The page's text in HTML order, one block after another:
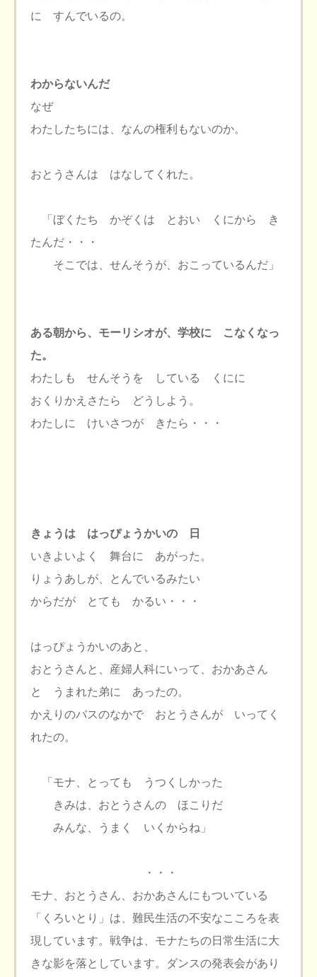
に すんでいるの。
わからないんだ
なぜ
わたしたちには、なんの権利もないのか。
おとうさんは はなしてくれた。
「ぼくたち かぞくは とおい くにから き
たんだ・・・
そこでは、せんそうが、おこっているんだ」
ある朝から、モーリシオが、学校に こなくなっ
た。
わたしも せんそうを している くにに
おくりかえさたら どうしよう。
わたしに けいさつが きたら・・・
きょうは はっぴょうかいの 日
いきよいよく 舞台に あがった。
りょうあしが、とんでいるみたい
からだが とても かるい・・・
はっぴょうかいのあと、
おとうさんと、産婦人科にいって、おかあさん
と うまれた弟に あったの。
かえりのバスのなかで おとうさんが いってく
れたの。
「モナ、とっても うつくしかった
きみは、おとうさんの ほこりだ
みんな、うまく いくからね」
・・・
モナ、おとうさん、おかあさんにもついている
「くろいとり」は、難民生活の不安なこころを表
現しています。戦争は、モナたちの日常生活に大
きな影を落としています。ダンスの発表会があり